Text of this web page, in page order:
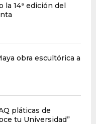
la 14ª edición del
obra escultórica a
pláticas de
tu Universidad”